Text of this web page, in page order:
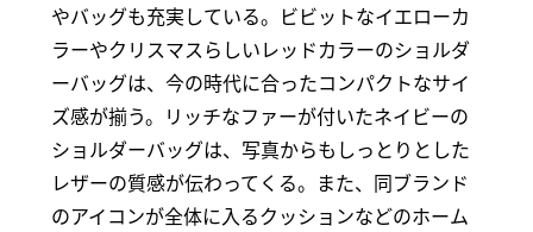
やバッグも充実している。ビビットなイエローカ
ラーやクリスマスらしいレッドカラーのショルダ
ーバッグは、今の時代に合ったコンパクトなサイ
ズ感が揃う。リッチなファーが付いたネイビーの
ショルダーバッグは、写真からもしっとりとした
レザーの質感が伝わってくる。また、同ブランド
のアイコンが全体に入るクッションなどのホーム